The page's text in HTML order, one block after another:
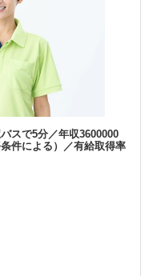
スで5分／年収3600000
件による）／有給取得率